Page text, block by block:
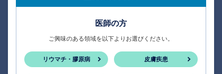
医師の方
ご興味のある領域を以下よりお選びください。
リウマチ・膠原病 皮膚疾患